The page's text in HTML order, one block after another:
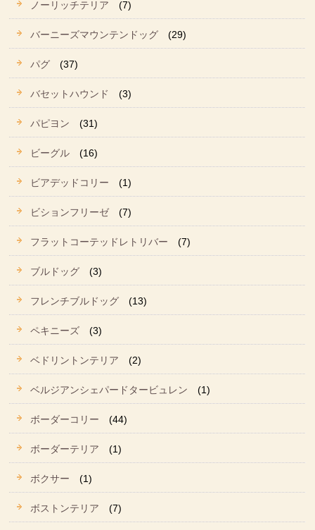
ノーリッチテリア (7)
バーニーズマウンテンドッグ (29)
パグ (37)
バセットハウンド (3)
パピヨン (31)
ビーグル (16)
ビアデッドコリー (1)
ビションフリーゼ (7)
フラットコーテッドレトリバー (7)
ブルドッグ (3)
フレンチブルドッグ (13)
ペキニーズ (3)
ベドリントンテリア (2)
ベルジアンシェパードタービュレン (1)
ボーダーコリー (44)
ボーダーテリア (1)
ボクサー (1)
ボストンテリア (7)